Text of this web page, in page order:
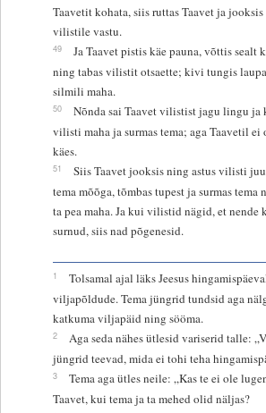
Taavetit kohata, siis ruttas Taavet ja
vilistile vastu.
49
Ja Taavet pistis käe pauna, võttis sealt
ning tabas vilistit otsaette; kivi tungis
silmili maha.
50
Nõnda sai Taavet vilistist jagu lingu
vilisti maha ja surmas tema; aga Taavetil ei
käes.
51
Siis Taavet jooksis ning astus vilisti
tema mõõga, tõmbas tupest ja surmas tema
ta pea maha. Ja kui vilistid nägid, et nende
surnud, siis nad põgenesid.
1
Tolsamal ajal läks Jeesus
viljapõldude. Tema jüngrid tundsid aga
katkuma viljapäid ning sööma.
2
Aga seda nähes ütlesid variserid talle:
jüngrid teevad, mida ei tohi teha
3
Tema aga ütles neile: „Kas te ei ole
Taavet, kui tema ja ta mehed olid näljas?